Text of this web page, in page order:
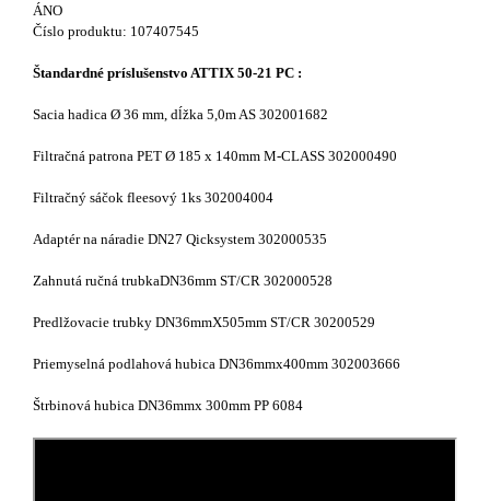
ÁNO
Číslo produktu: 107407545
Štandardné príslušenstvo ATTIX 50-21 PC :
Sacia hadica Ø 36 mm, dĺžka 5,0m AS 302001682
Filtračná patrona PET Ø 185 x 140mm M-CLASS 302000490
Filtračný sáčok fleesový 1ks 302004004
Adaptér na náradie DN27 Qicksystem 302000535
Zahnutá ručná trubkaDN36mm ST/CR 302000528
Predlžovacie trubky DN36mmX505mm ST/CR 30200529
Priemyselná podlahová hubica DN36mmx400mm 302003666
Štrbinová hubica DN36mmx 300mm PP 6084